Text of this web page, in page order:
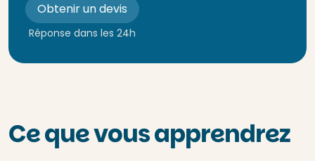
Obtenir un devis
Réponse dans les 24h
Ce que vous apprendrez